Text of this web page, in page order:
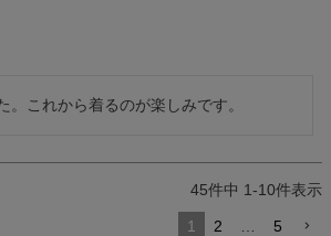
。これから着るのが楽しみです。
45件中 1-10件表示
1 2 5